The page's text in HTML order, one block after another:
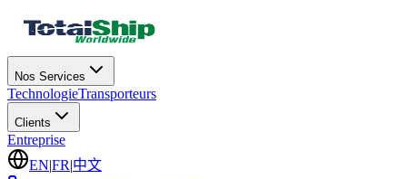
Nos Services
TechnologieTransporteurs
Clients
Entreprise
EN|FR|中文